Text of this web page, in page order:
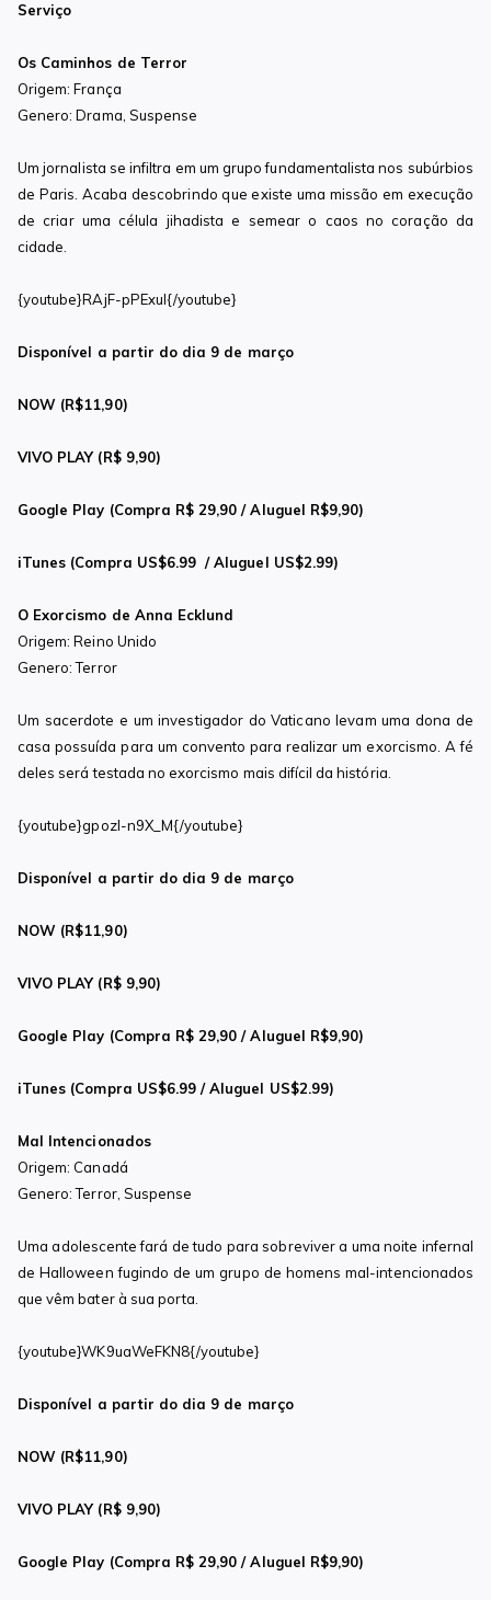
Serviço
Os Caminhos de Terror
Origem: França
Genero: Drama, Suspense
Um jornalista se infiltra em um grupo fundamentalista nos subúrbios
de Paris. Acaba descobrindo que existe uma missão em execução
de criar uma célula jihadista e semear o caos no coração da
cidade.
{youtube}RAjF-pPExuI{/youtube}
Disponível a partir do dia 9 de março
NOW (R$11,90)
VIVO PLAY (R$ 9,90)
Google Play (Compra R$ 29,90 / Aluguel R$9,90)
iTunes (Compra US$6.99 / Aluguel US$2.99)
O Exorcismo de Anna Ecklund
Origem: Reino Unido
Genero: Terror
Um sacerdote e um investigador do Vaticano levam uma dona de
casa possuída para um convento para realizar um exorcismo. A fé
deles será testada no exorcismo mais difícil da história.
{youtube}gpozl-n9X_M{/youtube}
Disponível a partir do dia 9 de março
NOW (R$11,90)
VIVO PLAY (R$ 9,90)
Google Play (Compra R$ 29,90 / Aluguel R$9,90)
iTunes (Compra US$6.99 / Aluguel US$2.99)
Mal Intencionados
Origem: Canadá
Genero: Terror, Suspense
Uma adolescente fará de tudo para sobreviver a uma noite infernal
de Halloween fugindo de um grupo de homens mal-intencionados
que vêm bater à sua porta.
{youtube}WK9uaWeFKN8{/youtube}
Disponível a partir do dia 9 de março
NOW (R$11,90)
VIVO PLAY (R$ 9,90)
Google Play (Compra R$ 29,90 / Aluguel R$9,90)